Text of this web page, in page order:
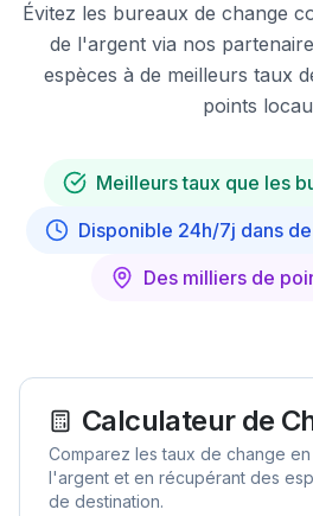
Évitez les bureaux de change
de l'argent via nos
espèces à de meilleurs taux
points
Meilleurs taux que les
Disponible 24h/7j dans
Des milliers de
Calculateur de
Comparez les taux de change
l'argent et en récupérant des
de destination.